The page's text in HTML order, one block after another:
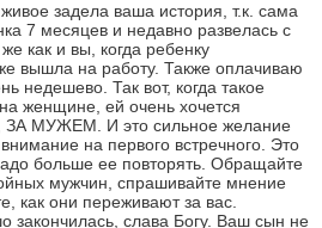
задела ваша история, т.к. сама
7 месяцев и недавно развелась с
как и вы, когда ребенку
вышла на работу. Также оплачиваю
недешево. Так вот, когда такое
женщине, ей очень хочется
ЗА МУЖЕМ. И это сильное желание
на первого встречного. Это
больше ее повторять. Обращайте
мужчин, спрашивайте мнение
как они переживают за вас.
закончилась, слава Богу. Ваш сын не